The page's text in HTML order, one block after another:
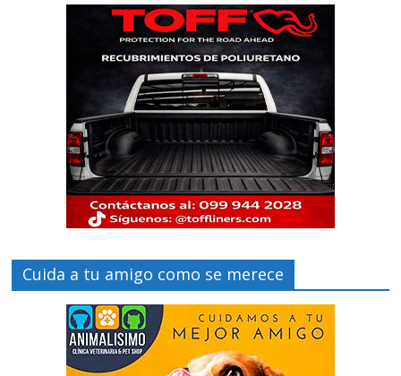
Cuida a tu amigo como se merece